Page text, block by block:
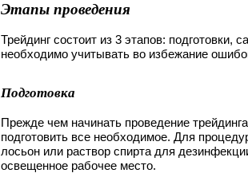
Этапы проведения
Трейдинг состоит из 3 этапов:
необходимо учитывать во избежание
Подготовка
Прежде чем начинать проведение
подготовить все необходимое. Для
лосьон или раствор спирта для
освещенное рабочее место.